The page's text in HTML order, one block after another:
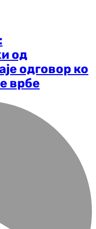
од
одговор ко
врбе